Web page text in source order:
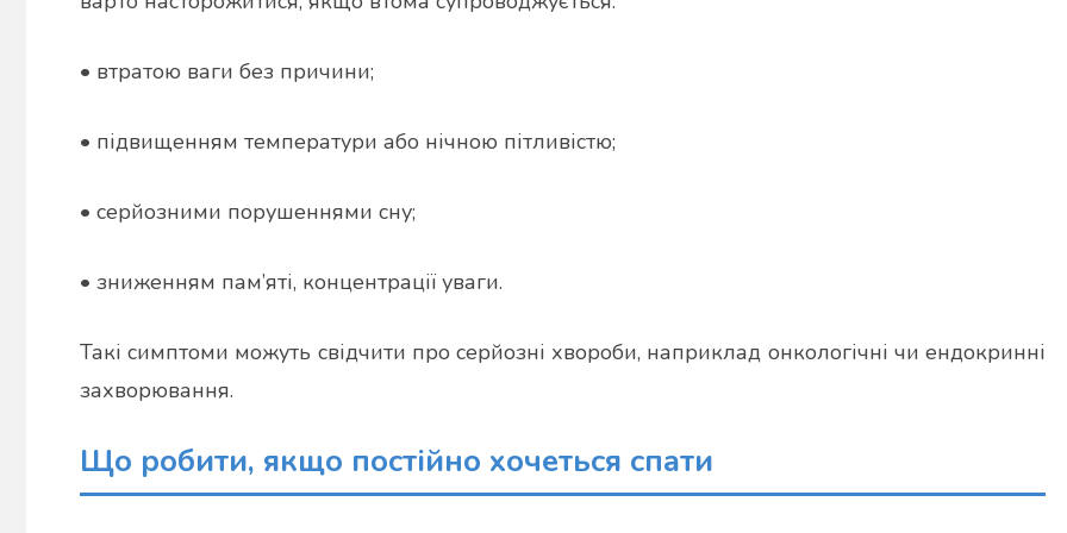
• втратою ваги без причини;
• підвищенням температури або нічною пітливістю;
• серйозними порушеннями сну;
• зниженням пам’яті, концентрації уваги.
Такі симптоми можуть свідчити про серйозні хвороби, наприклад онкологічні чи ендокринні
захворювання.
Що робити, якщо постійно хочеться спати